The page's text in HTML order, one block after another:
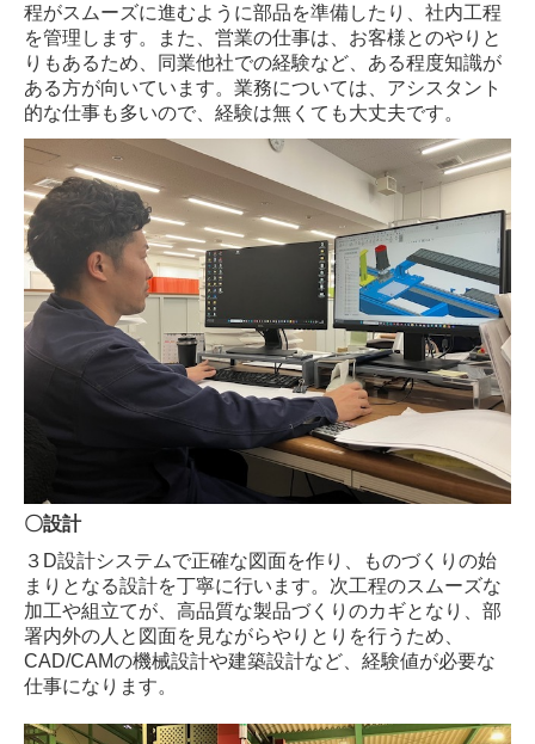
程がスムーズに進むように部品を準備したり、社内工程
を管理します。また、営業の仕事は、お客様とのやりと
りもあるため、同業他社での経験など、ある程度知識が
ある方が向いています。業務については、アシスタント
的な仕事も多いので、経験は無くても大丈夫です。
〇設計
３D設計システムで正確な図面を作り、ものづくりの始
まりとなる設計を丁寧に行います。次工程のスムーズな
加工や組立てが、高品質な製品づくりのカギとなり、部
署内外の人と図面を見ながらやりとりを行うため、
CAD/CAMの機械設計や建築設計など、経験値が必要な
仕事になります。